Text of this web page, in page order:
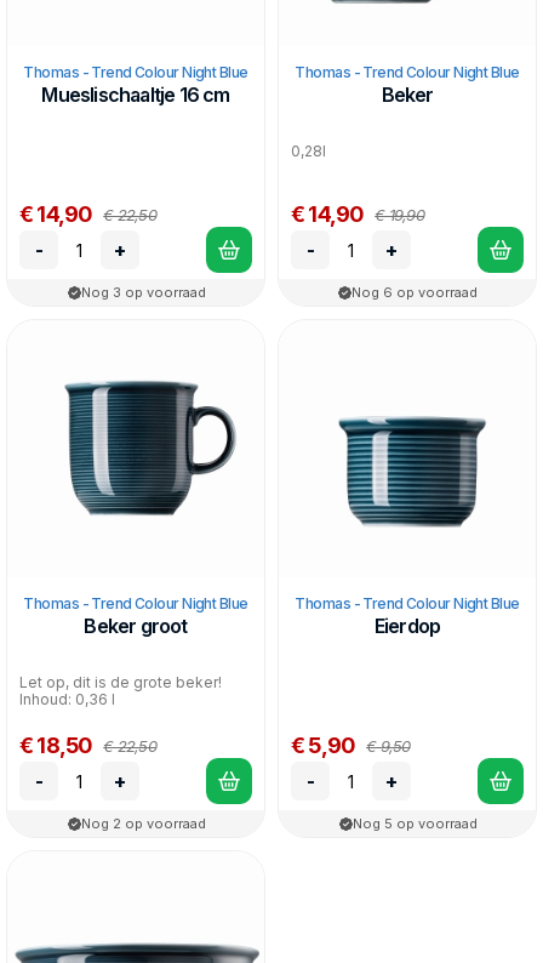
Thomas - Trend Colour Night Blue
Mueslischaaltje 16 cm
€ 14,90 € 22,50
- +
Nog 3 op voorraad
Thomas - Trend Colour Night Blue
Beker
0,28l
€ 14,90 € 19,90
- +
Nog 6 op voorraad
Thomas - Trend Colour Night Blue
Beker groot
Let op, dit is de grote beker!
Inhoud: 0,36 l
€ 18,50 € 22,50
- +
Nog 2 op voorraad
Thomas - Trend Colour Night Blue
Eierdop
€ 5,90 € 9,50
- +
Nog 5 op voorraad